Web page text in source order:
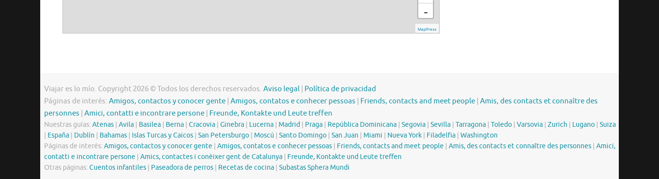
Viajar es lo mío. Copyright 2026 © Todos los derechos reservados. Aviso legal Política de privacidad
Páginas de interés: Amigos, contactos y conocer gente Amigos, contatos e conhecer pessoas Friends, contacts and meet people Amis, des contacts et connaître des
personnes Amici, contatti e incontrare persone Freunde, Kontakte und Leute treffen
Nuestras guías:Atenas Avila Basilea Berna Cracovia Ginebra Lucerna Madrid Praga República Dominicana Segovia Sevilla Tarragona Toledo Varsovia Zurich Lugano Suiza
España Dublín Bahamas Islas Turcas y Caicos San Petersburgo Moscú Santo Domingo San Juan Miami Nueva York Filadelfia Washington
Páginas de interés:Amigos, contactos y conocer gente Amigos, contatos e conhecer pessoas Friends, contacts and meet people Amis, des contacts et connaître des personnes Amici,
contatti e incontrare persone
Amics, contactes i conèixer gent de Catalunya
Freunde, Kontakte und Leute treffen
Otras páginas:Cuentos infantiles Paseadora de perros Recetas de cocina Subastas Sphera Mundi